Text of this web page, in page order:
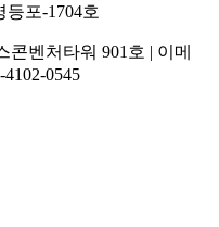
포-1704호
벤처타워 901호 | 이메
0545